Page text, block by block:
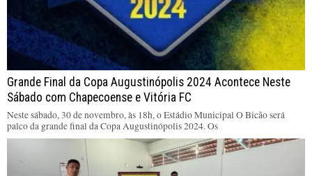
Grande Final da Copa Augustinópolis 2024 Acontece Neste
Sábado com Chapecoense e Vitória FC
Neste sábado, 30 de novembro, às 18h, o Estádio Municipal O Bicão será
palco da grande final da Copa Augustinópolis 2024. Os